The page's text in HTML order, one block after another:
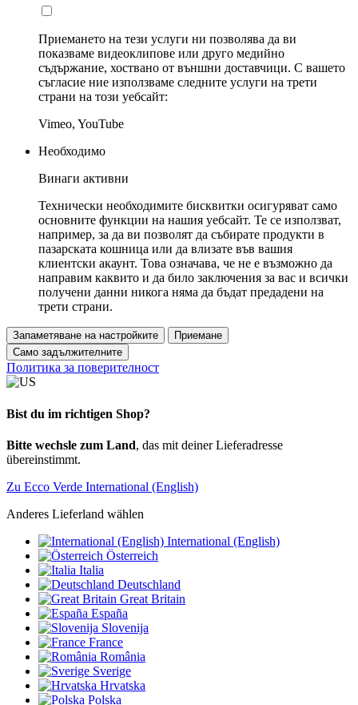
Приемането на тези услуги ни позволява да ви
показваме видеоклипове или друго медийно
съдържание, хоствано от външни доставчици. С вашето
съгласие ние използваме следните услуги на трети
страни на този уебсайт:
Vimeo, YouTube
Необходимо
Винаги активни
Технически необходимите бисквитки осигуряват само
основните функции на нашия уебсайт. Те се използват,
например, за да ви позволят да събирате продукти в
пазарската кошница или да влизате във вашия
клиентски акаунт. Това означава, че не е възможно да
направим каквито и да било заключения за вас и всички
получени данни никога няма да бъдат предадени на
трети страни.
Запаметяване на настройките
Приемане
Само задължителните
Политика за поверителност
Bist du im richtigen Shop?
Bitte wechsle zum Land, das mit deiner Lieferadresse
übereinstimmt.
Zu Ecco Verde International (English)
Anderes Lieferland wählen
International (English)
Österreich
Italia
Deutschland
Great Britain
España
Slovenija
France
România
Sverige
Hrvatska
Polska